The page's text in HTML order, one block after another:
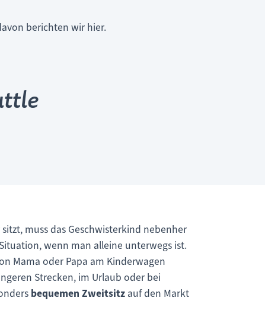
berichten wir hier.
muss das Geschwisterkind nebenher
wenn man alleine unterwegs ist.
Mama oder Papa am Kinderwagen
Strecken, im Urlaub oder bei
bequemen Zweitsitzauf den Markt